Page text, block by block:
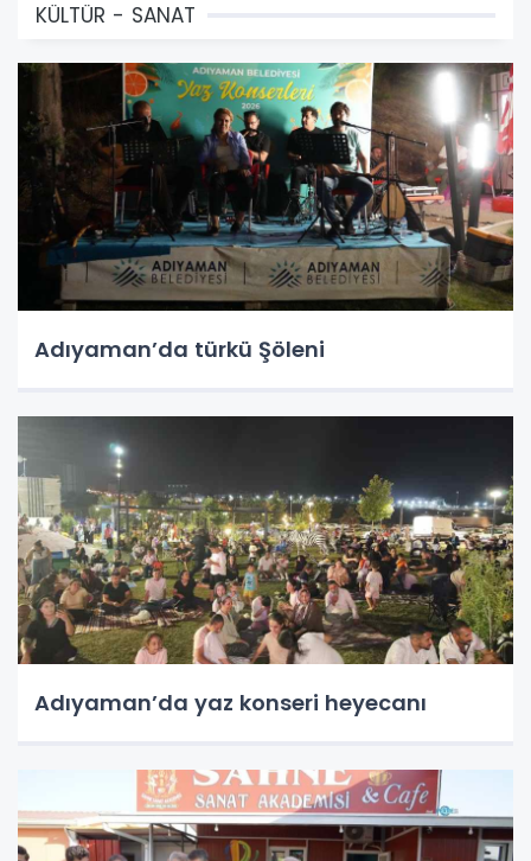
KÜLTÜR - SANAT
Adıyaman’da türkü Şöleni
Adıyaman’da yaz konseri heyecanı